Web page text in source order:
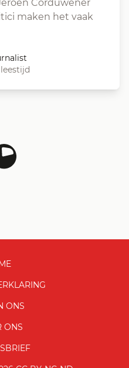
Corduwener
maken het vaak
ONS
ONS